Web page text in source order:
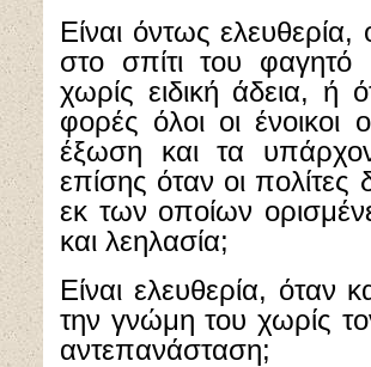
Είναι όντως
στο σπίτι του φαγητό
χωρίς ειδική άδεια, ή
φορές όλοι οι ένοικοι
έξωση και τα
επίσης όταν οι πολίτες
εκ των οποίων
και λεηλασία;
Είναι ελευθερία, όταν
την γνώμη του χωρίς
αντεπανάσταση;